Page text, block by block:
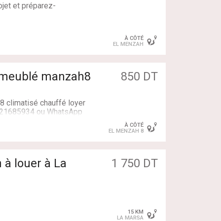
et préparez-
À CÔTÉ
EL MENZAH
manzah8
850 DT
climatisé chauffé loyer
ou WhatsApp
À CÔTÉ
EL MENZAH 8
louer à La
1 750 DT
chaussée d'une
15 KM
LA MARSA